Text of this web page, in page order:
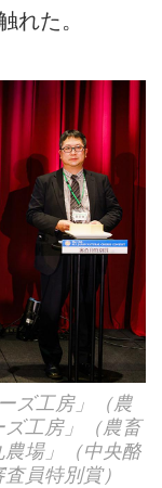
れた。
ズ工房」（農
工房」（農畜
場」（中央酪
員特別賞）